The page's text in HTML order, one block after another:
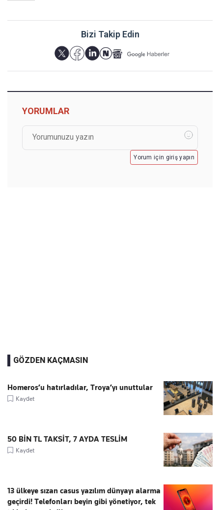
Bizi Takip Edin
YORUMLAR
Yorum için giriş yapın
GÖZDEN KAÇMASIN
Homeros’u hatırladılar, Troya’yı unuttular
Kaydet
50 BİN TL TAKSİT, 7 AYDA TESLİM
Kaydet
13 ülkeye sızan casus yazılım dünyayı alarma
geçirdi! Telefonları beyin gibi yönetiyor, tek